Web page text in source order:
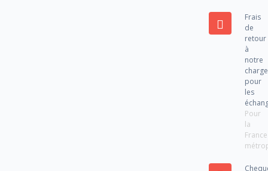
Frais
de
retour
à
notre
charge
pour
les
Pour
la
France